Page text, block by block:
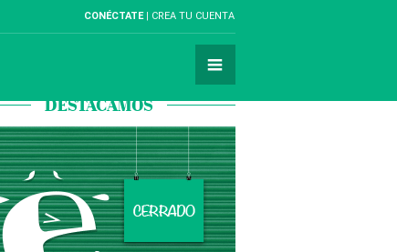
CONÉCTATE CREA TU CUENTA
DESTACAMOS